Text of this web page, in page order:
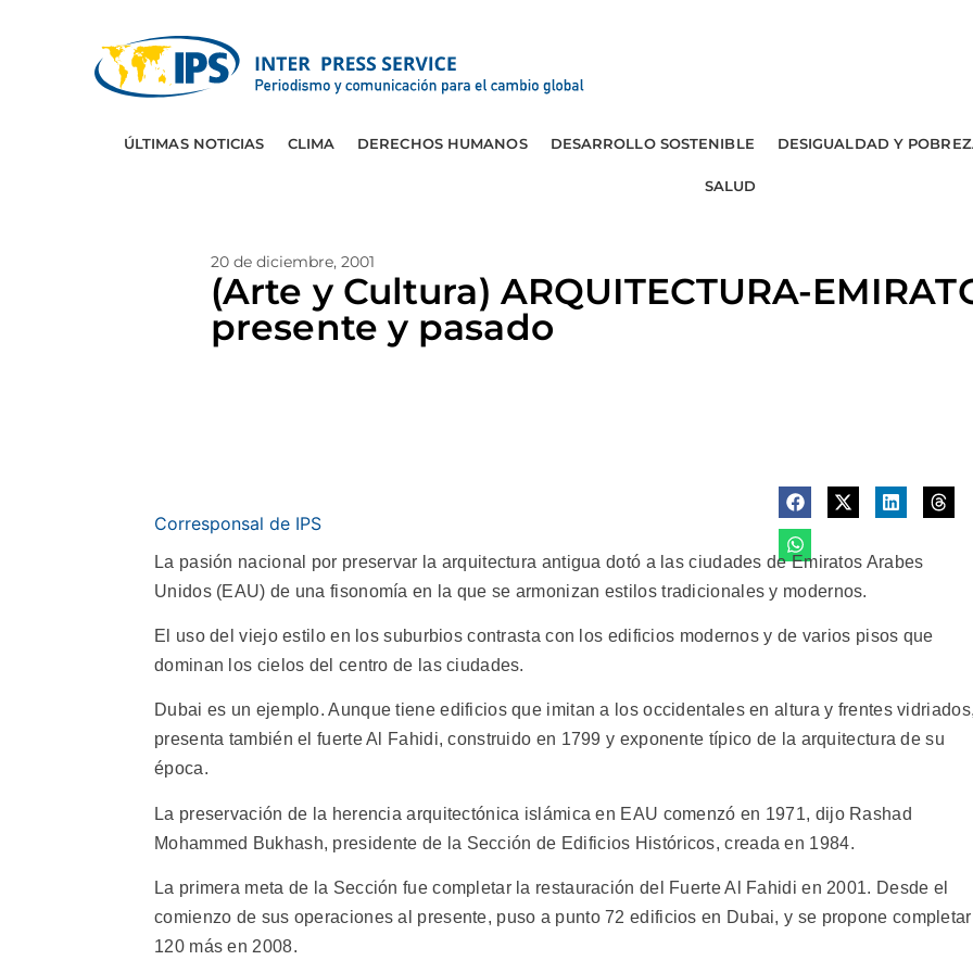
ÚLTIMAS NOTICIAS CLIMA DERECHOS HUMANOS DESARROLLO SOSTENIBLE DESIGUALDAD Y
SALUD
20 de diciembre, 2001
(Arte y Cultura) ARQUITECTURA-
presente y pasado
Corresponsal de IPS
La pasión nacional por preservar la arquitectura antigua dotó a las ciudades de Emiratos Arabes
Unidos (EAU) de una fisonomía en la que se armonizan estilos tradicionales y modernos.
El uso del viejo estilo en los suburbios contrasta con los edificios modernos y de varios pisos que
dominan los cielos del centro de las ciudades.
Dubai es un ejemplo. Aunque tiene edificios que imitan a los occidentales en altura y frentes
presenta también el fuerte Al Fahidi, construido en 1799 y exponente típico de la arquitectura de su
época.
La preservación de la herencia arquitectónica islámica en EAU comenzó en 1971, dijo Rashad
Mohammed Bukhash, presidente de la Sección de Edificios Históricos, creada en 1984.
La primera meta de la Sección fue completar la restauración del Fuerte Al Fahidi en 2001. Desde el
comienzo de sus operaciones al presente, puso a punto 72 edificios en Dubai, y se propone completar
120 más en 2008.